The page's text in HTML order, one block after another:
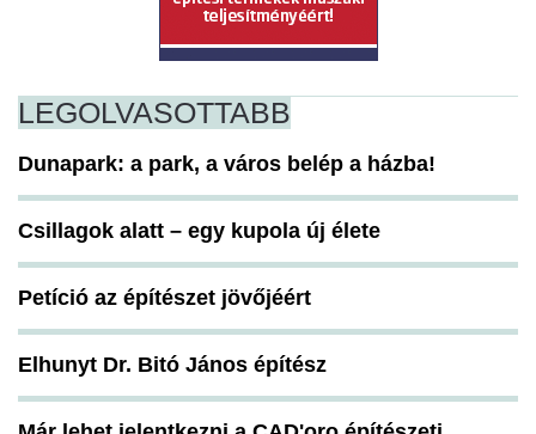
LEGOLVASOTTABB
Dunapark: a park, a város belép a házba!
Csillagok alatt – egy kupola új élete
Petíció az építészet jövőjéért
Elhunyt Dr. Bitó János építész